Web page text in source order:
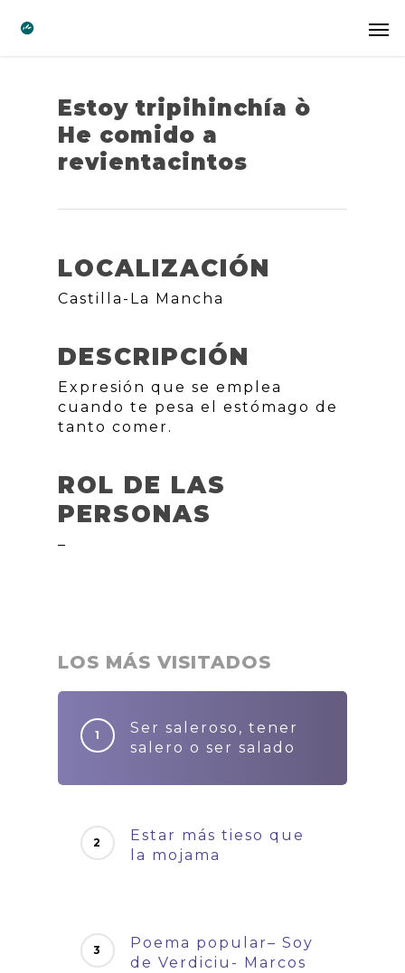
Estoy tripihinchía ò
He comido a
revientacintos
LOCALIZACIÓN
Castilla-La Mancha
DESCRIPCIÓN
Expresión que se emplea
cuando te pesa el estómago de
tanto comer.
ROL DE LAS
PERSONAS
–
LOS MÁS VISITADOS
Ser saleroso, tener
salero o ser salado
Estar más tieso que
la mojama
Poema popular– Soy
de Verdiciu- Marcos